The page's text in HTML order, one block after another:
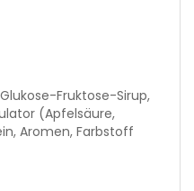
Fruktose-Sirup,
(Apfelsäure,
Aromen, Farbstoff